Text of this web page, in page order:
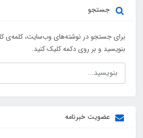
جستجو
برای جستجو در نوشته‌های وب‌سایت، کلمه‌ی
بنویسید و بر روی دکمه کلیک کنید.
عضویت خبرنامه